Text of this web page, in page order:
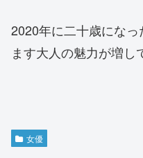
2020年に二十歳にな
ます大人の魅力が増し
女優